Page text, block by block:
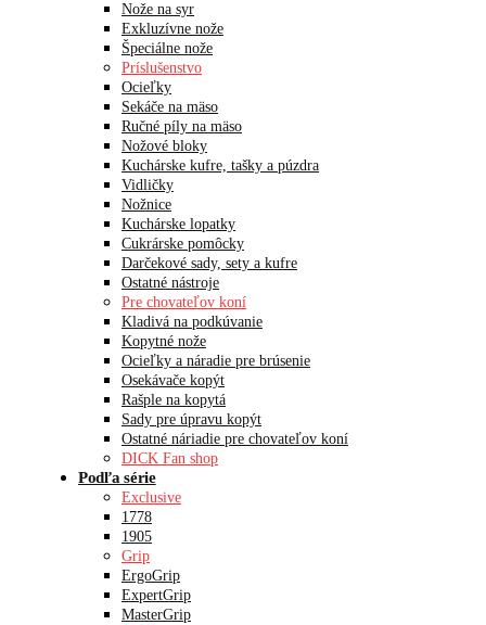
Nože na syr
Exkluzívne nože
Špeciálne nože
Príslušenstvo
Ocieľky
Sekáče na mäso
Ručné píly na mäso
Nožové bloky
Kuchárske kufre, tašky a púzdra
Vidličky
Nožnice
Kuchárske lopatky
Cukrárske pomôcky
Darčekové sady, sety a kufre
Ostatné nástroje
Pre chovateľov koní
Kladivá na podkúvanie
Kopytné nože
Ocieľky a náradie pre brúsenie
Osekávače kopýt
Rašple na kopytá
Sady pre úpravu kopýt
Ostatné náriadie pre chovateľov koní
DICK Fan shop
Podľa série
Exclusive
1778
1905
Grip
ErgoGrip
ExpertGrip
MasterGrip